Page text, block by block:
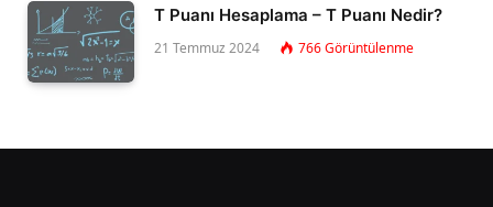
T Puanı Hesaplama – T Puanı Nedir?
21 Temmuz 2024 766Görüntülenme